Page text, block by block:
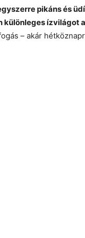
pikáns és
ízvilágot
– akár